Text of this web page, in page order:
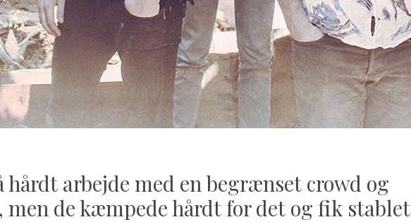
hårdt arbejde med en begrænset crowd og
men de kæmpede hårdt for det og fik stablet